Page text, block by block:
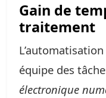
Gain de
traitement
équipe des
électronique